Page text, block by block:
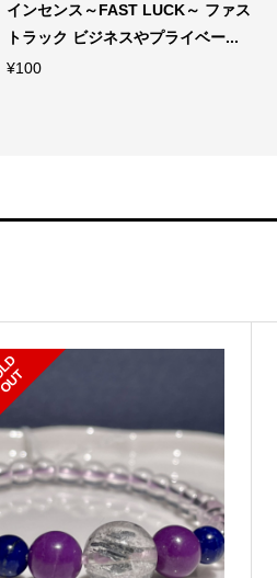
インセンス～FAST LUCK～ ファス
トラック ビジネスやプライベー...
¥100